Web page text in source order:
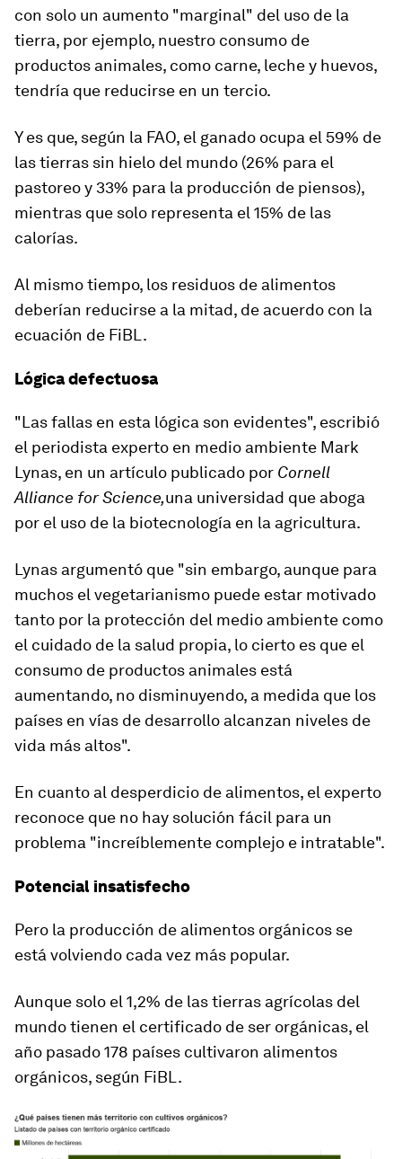
con solo un aumento "marginal" del uso de la
tierra, por ejemplo, nuestro consumo de
productos animales, como carne, leche y huevos,
tendría que reducirse en un tercio.
Y es que, según la FAO, el ganado ocupa el 59% de
las tierras sin hielo del mundo (26% para el
pastoreo y 33% para la producción de piensos),
mientras que solo representa el 15% de las
calorías.
Al mismo tiempo, los residuos de alimentos
deberían reducirse a la mitad, de acuerdo con la
ecuación de FiBL.
Lógica defectuosa
"Las fallas en esta lógica son evidentes", escribió
el periodista experto en medio ambiente Mark
Lynas, en un artículo publicado por Cornell
Alliance for Science,una universidad que aboga
por el uso de la biotecnología en la agricultura.
Lynas argumentó que "sin embargo, aunque para
muchos el vegetarianismo puede estar motivado
tanto por la protección del medio ambiente como
el cuidado de la salud propia, lo cierto es que el
consumo de productos animales está
aumentando, no disminuyendo, a medida que los
países en vías de desarrollo alcanzan niveles de
vida más altos".
En cuanto al desperdicio de alimentos, el experto
reconoce que no hay solución fácil para un
problema "increíblemente complejo e intratable".
Potencial insatisfecho
Pero la producción de alimentos orgánicos se
está volviendo cada vez más popular.
Aunque solo el 1,2% de las tierras agrícolas del
mundo tienen el certificado de ser orgánicas, el
año pasado 178 países cultivaron alimentos
orgánicos, según FiBL.